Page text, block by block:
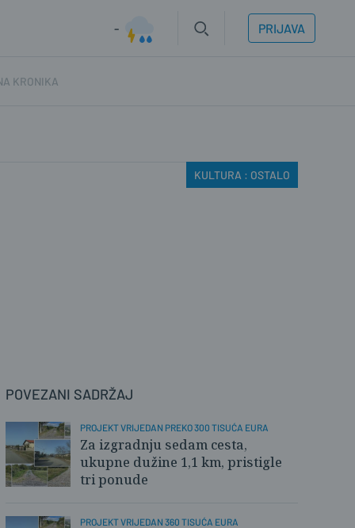
- PRIJAVA
KRONIKA
KULTURA : OSTALO
POVEZANI SADRŽAJ
PROJEKT VRIJEDAN PREKO 300 TISUĆA EURA
Za izgradnju sedam cesta,
ukupne dužine 1,1 km, pristigle
tri ponude
PROJEKT VRIJEDAN 360 TISUĆA EURA